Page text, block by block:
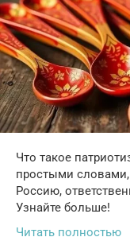
Что такое
простыми словами,
Россию,
Узнайте больше!
Читать полностью